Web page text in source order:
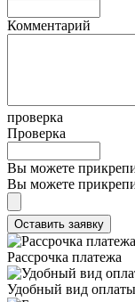
Комментарий
проверка
Проверка
Вы можете
Вы можете
Рассрочка платежа
Удобный вид оплаты